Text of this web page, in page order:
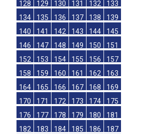
128
129 130 131 132
133
134
135 136 137 138
139
140
141 142 143 144
145
146
147 148 149 150
151
152
153 154 155 156
157
158
159 160 161 162
163
164
165 166 167 168
169
170
171 172 173 174
175
176
177 178 179 180
181
182
183 184 185 186
187